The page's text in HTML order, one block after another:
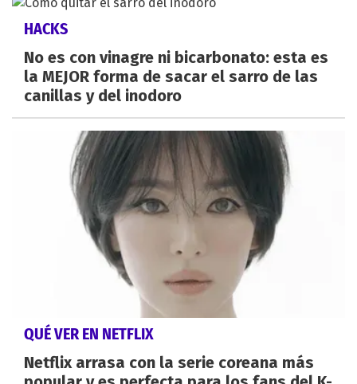
HACKS
No es con vinagre ni bicarbonato: esta es
la MEJOR forma de sacar el sarro de las
canillas y del inodoro
QUÉ VER EN NETFLIX
Netflix arrasa con la serie coreana más